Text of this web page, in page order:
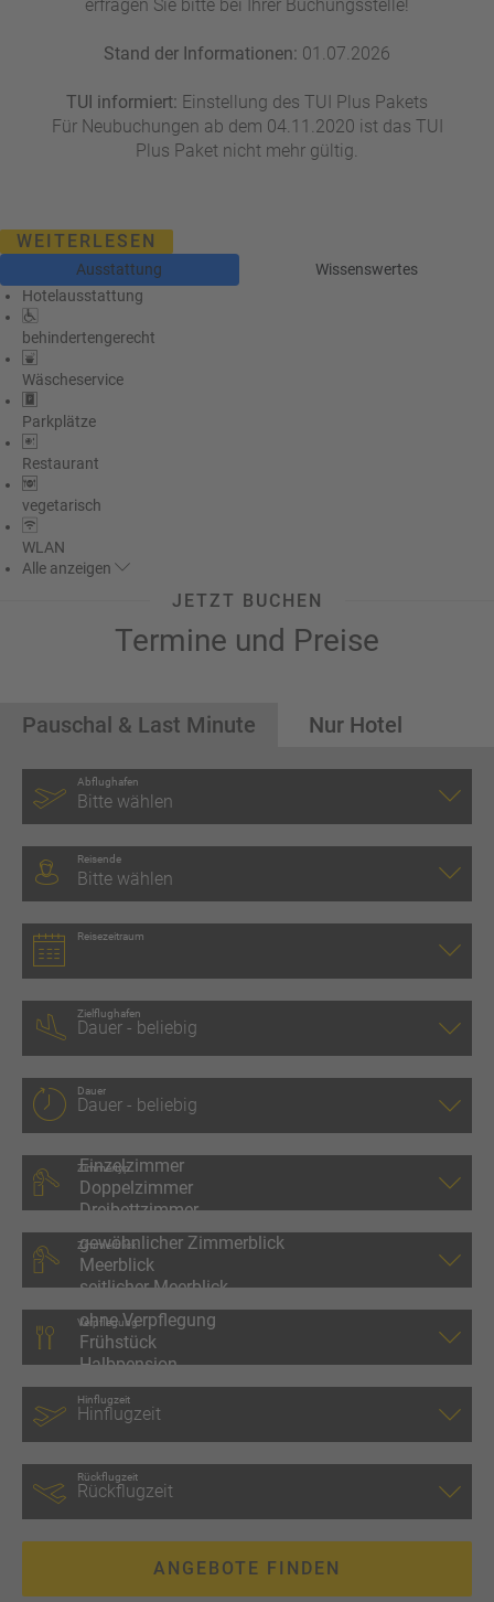
erfragen Sie bitte bei Ihrer Buchungsstelle!
Stand der Informationen: 01.07.2026
TUI informiert: Einstellung des TUI Plus Pakets
Für Neubuchungen ab dem 04.11.2020 ist das TUI
Plus Paket nicht mehr gültig.
WEITERLESEN
Ausstattung
Wissenswertes
Hotelausstattung
behindertengerecht
Wäscheservice
Parkplätze
Restaurant
vegetarisch
WLAN
Alle anzeigen
JETZT BUCHEN
Termine und Preise
Pauschal & Last Minute Nur Hotel
Abflughafen
Bitte wählen
Reisende
Bitte wählen
Reisezeitraum
Zielflughafen
Dauer
Zimmertyp
Zimmerblick
ANGEBOTE FINDEN
Verpflegung
Hinflugzeit
Rückflugzeit